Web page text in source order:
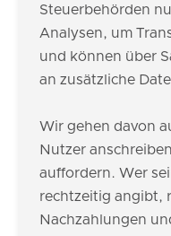
Steuerbehörden
Analysen, um
und können über
an zusätzliche
Wir gehen davon
Nutzer
auffordern. Wer
rechtzeitig angibt,
Nachzahlungen